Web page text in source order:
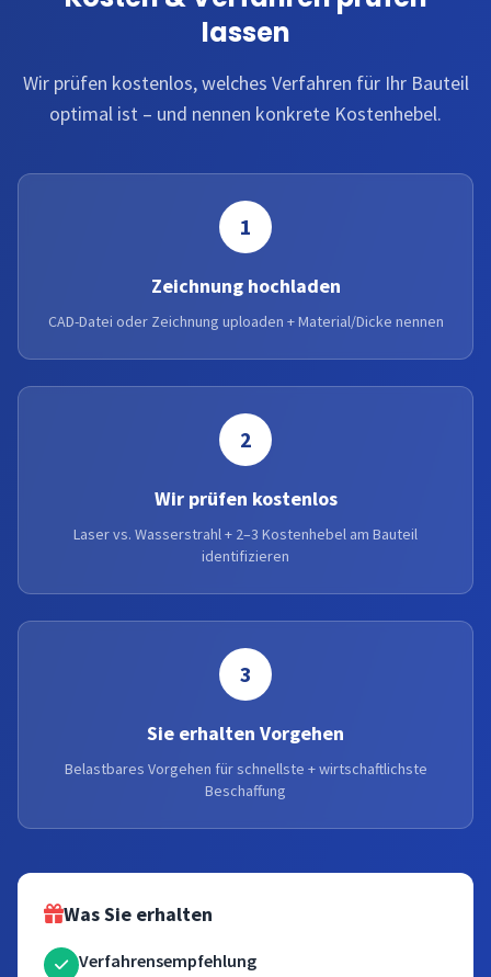
lassen
Wir prüfen kostenlos, welches Verfahren für Ihr Bauteil
optimal ist – und nennen konkrete Kostenhebel.
1
Zeichnung hochladen
CAD-Datei oder Zeichnung uploaden + Material/Dicke nennen
2
Wir prüfen kostenlos
Laser vs. Wasserstrahl + 2–3 Kostenhebel am Bauteil
identifizieren
3
Sie erhalten Vorgehen
Belastbares Vorgehen für schnellste + wirtschaftlichste
Beschaffung
Was Sie erhalten
Verfahrensempfehlung